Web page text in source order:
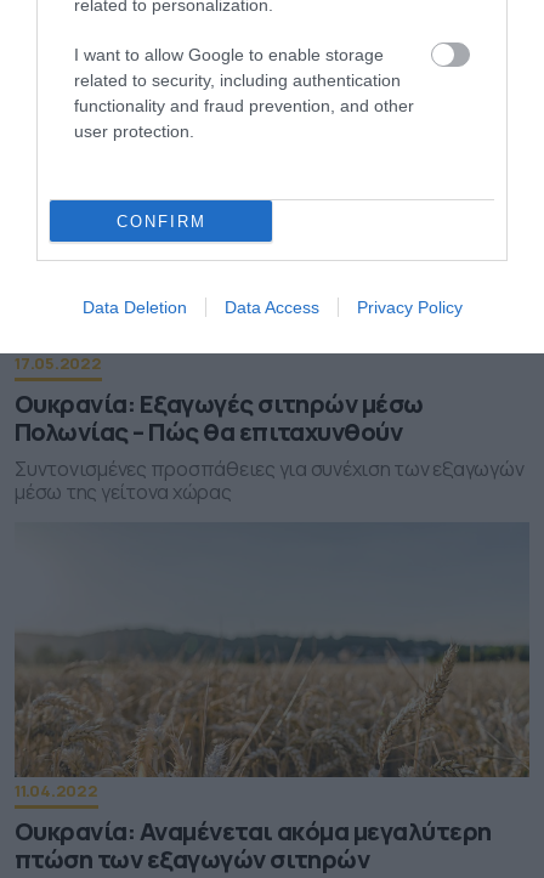
related to personalization.
I want to allow Google to enable storage
related to security, including authentication
functionality and fraud prevention, and other
user protection.
CONFIRM
Data Deletion Data Access Privacy Policy
Οι δύο ηγέτες εξέτασαν το άνοιγμα θαλάσσιων και
χερσαίων οδών εφοδιασμού
17.05.2022
Ουκρανία: Εξαγωγές σιτηρών μέσω
Πολωνίας – Πώς θα επιταχυνθούν
Συντονισμένες προσπάθειες για συνέχιση των εξαγωγών
μέσω της γείτονα χώρας
11.04.2022
Ουκρανία: Αναμένεται ακόμα μεγαλύτερη
πτώση των εξαγωγών σιτηρών